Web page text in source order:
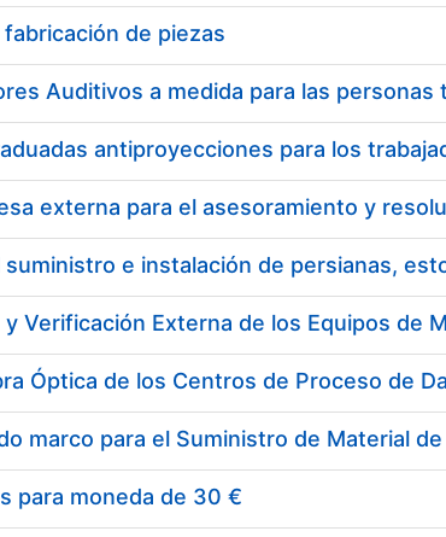
de piezas
suministro e instalación de persianas,
para moneda de 30 €